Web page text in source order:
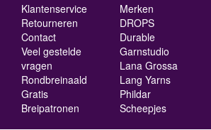
Klantenservice
Retourneren
Contact
Veel gestelde
vragen
Rondbreinaald
Gratis
Breipatronen
Merken
DROPS
Durable
Garnstudio
Lana Grossa
Lang Yarns
Phildar
Scheepjes